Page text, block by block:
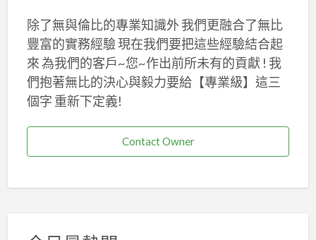
除了無與倫比的專業知識外 我們更融合了無比
豐富的實務經驗 現在我們要把這些經驗結合起
來 為我們的客戶~您~作出前所未有的貢獻 ! 我
們抱著無比的決心與毅力要給【專業級】這三
個字 重新下定義!
Contact Owner